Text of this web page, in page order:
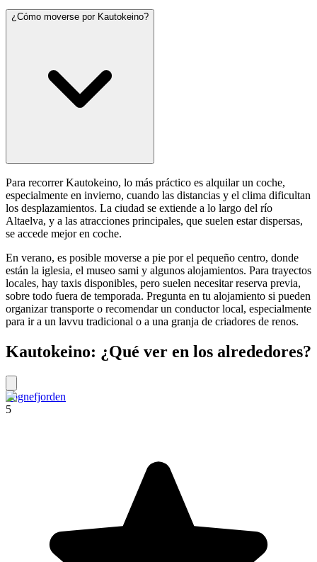
¿Cómo moverse por Kautokeino?
Para recorrer Kautokeino, lo más práctico es alquilar un coche,
especialmente en invierno, cuando las distancias y el clima dificultan
los desplazamientos. La ciudad se extiende a lo largo del río
Altaelva, y a las atracciones principales, que suelen estar dispersas,
se accede mejor en coche.
En verano, es posible moverse a pie por el pequeño centro, donde
están la iglesia, el museo sami y algunos alojamientos. Para trayectos
locales, hay taxis disponibles, pero suelen necesitar reserva previa,
sobre todo fuera de temporada. Pregunta en tu alojamiento si pueden
organizar transporte o recomendar un conductor local, especialmente
para ir a un lavvu tradicional o a una granja de criadores de renos.
Kautokeino: ¿Qué ver en los alrededores?
Sognefjorden
5